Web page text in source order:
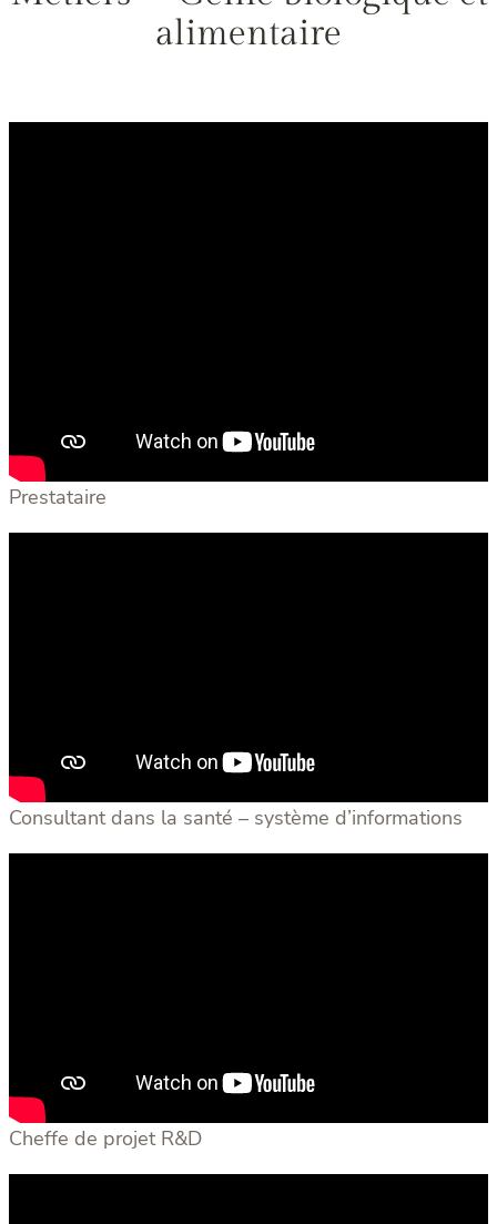
alimentaire
Prestataire
Consultant dans la santé – système d’informations
Cheffe de projet R&D